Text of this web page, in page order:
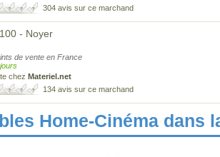
304 avis sur ce marchand
- Noyer
de vente en France
chez Materiel.net
134 avis sur ce marchand
Home-Cinéma dans